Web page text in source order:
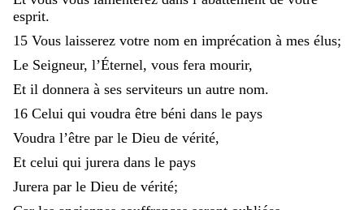
esprit.
15 Vous laisserez votre nom en imprécation à mes élus;
Le Seigneur, l’Éternel, vous fera mourir,
Et il donnera à ses serviteurs un autre nom.
16 Celui qui voudra être béni dans le pays
Voudra l’être par le Dieu de vérité,
Et celui qui jurera dans le pays
Jurera par le Dieu de vérité;